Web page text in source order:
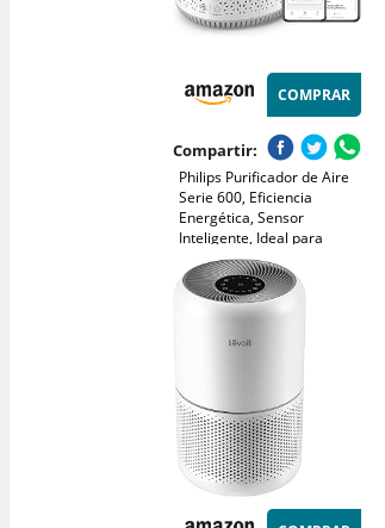
COMPRAR
Compartir:
Philips Purificador de Aire
Serie 600, Eficiencia
Energética, Sensor
Inteligente, Ideal para
Alérgicos, Filtro HEPA
99,97%, Cubre Hasta 44 m²,
Control por App Philips Air+,
Blanco (AC0651/10)